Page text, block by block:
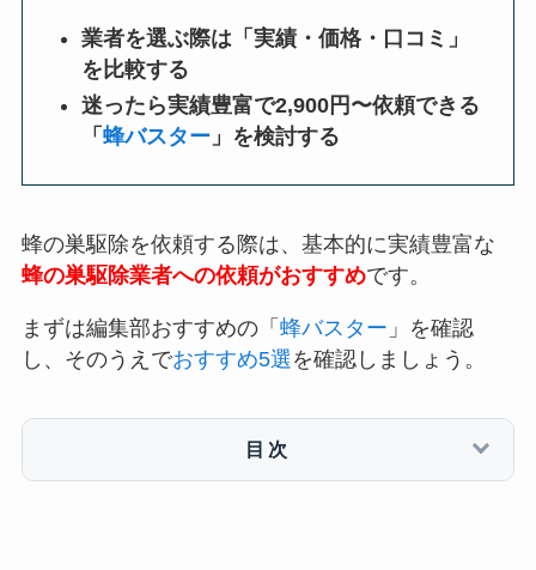
業者を選ぶ際は「実績・価格・口コミ」
を比較する
迷ったら実績豊富で2,900円〜依頼できる
「蜂バスター 」を検討する
蜂の巣駆除を依頼する際は、基本的に実績豊富な
蜂の巣駆除業者への依頼がおすすめです。
まずは編集部おすすめの「 蜂バスター 」を確認
し、そのうえでおすすめ5選 を確認しましょう。
目次